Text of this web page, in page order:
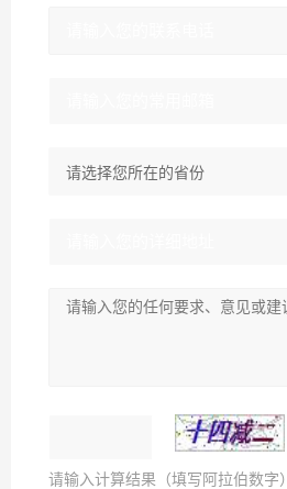
请输入计算结果（填写阿拉伯数字